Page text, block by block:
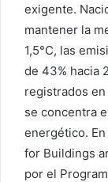
exigente.
mantener la
1,5°C, las
de 43% hacia
registrados
se concentra
energético.
for Buildings
por el